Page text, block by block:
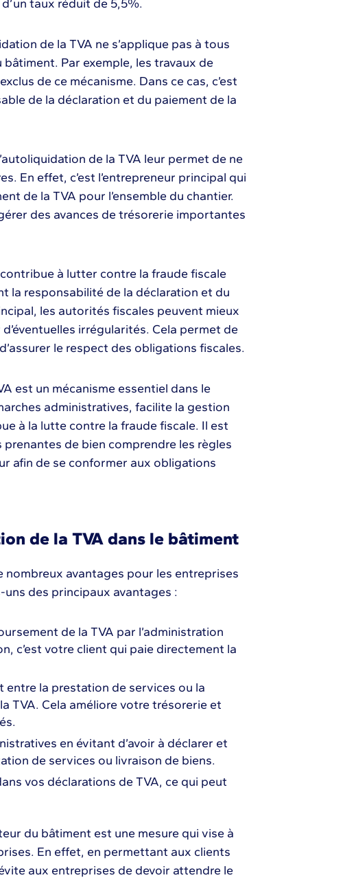
taux réduit de 5,5%.
de la TVA ne s’applique pas à tous
Par exemple, les travaux de
de ce mécanisme. Dans ce cas, c’est
de la déclaration et du paiement de la
de la TVA leur permet de ne
En effet, c’est l’entrepreneur principal qui
de la TVA pour l’ensemble du chantier.
des avances de trésorerie importantes
à lutter contre la fraude fiscale
la responsabilité de la déclaration et du
les autorités fiscales peuvent mieux
irrégularités. Cela permet de
le respect des obligations fiscales.
est un mécanisme essentiel dans le
administratives, facilite la gestion
à la lutte contre la fraude fiscale. Il est
de bien comprendre les règles
afin de se conformer aux obligations
de la TVA dans le bâtiment
nombreux avantages pour les entreprises
des principaux avantages :
de la TVA par l’administration
c’est votre client qui paie directement la
entre la prestation de services ou la
TVA. Cela améliore votre trésorerie et
en évitant d’avoir à déclarer et
de services ou livraison de biens.
vos déclarations de TVA, ce qui peut
du bâtiment est une mesure qui vise à
En effet, en permettant aux clients
aux entreprises de devoir attendre le